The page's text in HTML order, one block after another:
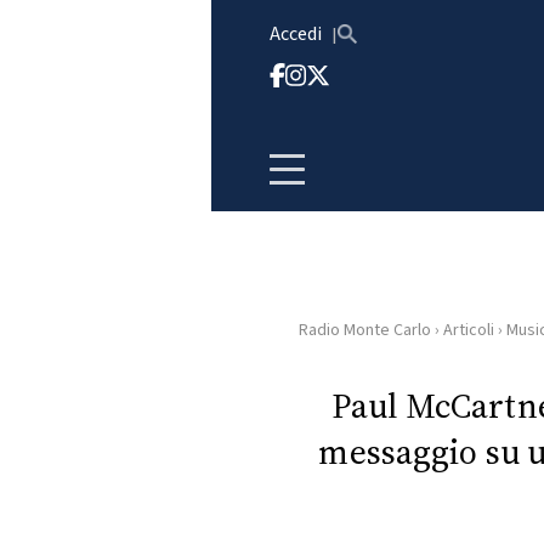
Accedi
HOMERadio Monte Carlo › Articoli ›
Paul
messaggio su